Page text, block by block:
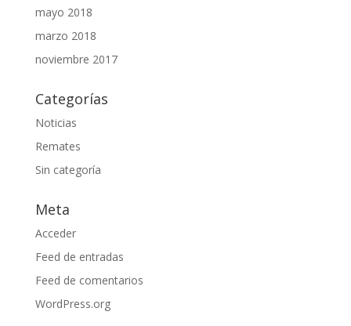
mayo 2018
marzo 2018
noviembre 2017
Categorías
Noticias
Remates
Sin categoría
Meta
Acceder
Feed de entradas
Feed de comentarios
WordPress.org